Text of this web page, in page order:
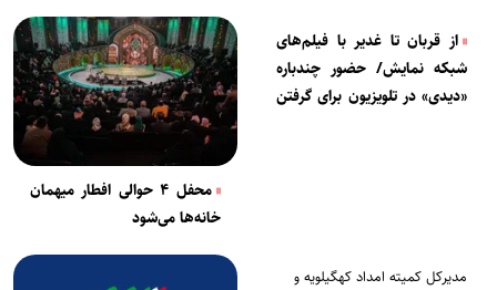
از قربان تا غدیر با فیلم‌های
شبکه نمایش/ حضور چندباره
«دیدی» در تلویزیون برای گرفتن
محفل ۴ حوالی افطار میهمان
خانه‌ها می‌شود
مدیرکل کمیته امداد کهگیلویه و